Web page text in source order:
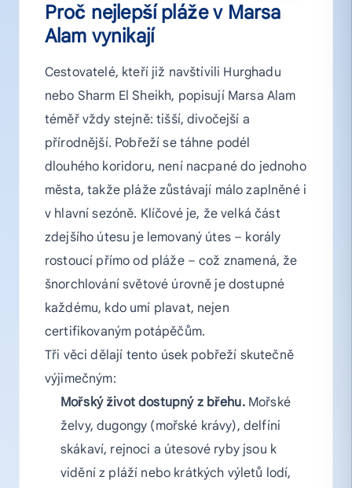
Proč nejlepší pláže v Marsa
Alam vynikají
Cestovatelé, kteří již navštívili Hurghadu
nebo Sharm El Sheikh, popisují Marsa Alam
téměř vždy stejně: tišší, divočejší a
přírodnější. Pobřeží se táhne podél
dlouhého koridoru, není nacpané do jednoho
města, takže pláže zůstávají málo zaplněné i
v hlavní sezóně. Klíčové je, že velká část
zdejšího útesu je lemovaný útes – korály
rostoucí přímo od pláže – což znamená, že
šnorchlování světové úrovně je dostupné
každému, kdo umí plavat, nejen
certifikovaným potápěčům.
Tři věci dělají tento úsek pobřeží skutečně
výjimečným:
Mořský život dostupný z břehu.Mořské
želvy, dugongy (mořské krávy), delfíni
skákaví, rejnoci a útesové ryby jsou k
vidění z pláží nebo krátkých výletů lodí,